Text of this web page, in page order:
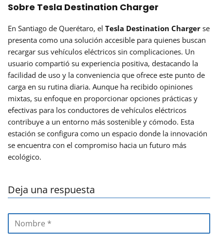
Sobre Tesla Destination Charger
En Santiago de Querétaro, el Tesla Destination Charger se
presenta como una solución accesible para quienes buscan
recargar sus vehículos eléctricos sin complicaciones. Un
usuario compartió su experiencia positiva, destacando la
facilidad de uso y la conveniencia que ofrece este punto de
carga en su rutina diaria. Aunque ha recibido opiniones
mixtas, su enfoque en proporcionar opciones prácticas y
efectivas para los conductores de vehículos eléctricos
contribuye a un entorno más sostenible y cómodo. Esta
estación se configura como un espacio donde la innovación
se encuentra con el compromiso hacia un futuro más
ecológico.
Deja una respuesta